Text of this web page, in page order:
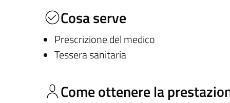
Cosa serve
Prescrizione del medico
Tessera sanitaria
Come ottenere la